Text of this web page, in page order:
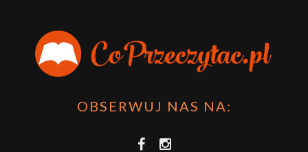
OBSERWUJ NAS NA: